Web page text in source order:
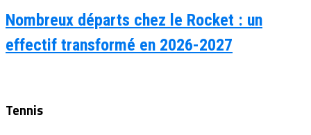
Nombreux départs chez le Rocket : un
effectif transformé en 2026-2027
Tennis